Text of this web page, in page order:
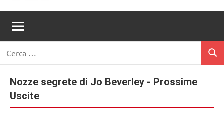
Un
Cuore
Tra
I
Libri
romanzi
romance
e
non
solo.
Recensioni,
per:
Nozze segrete di Jo Beverley - Prossime
Uscite